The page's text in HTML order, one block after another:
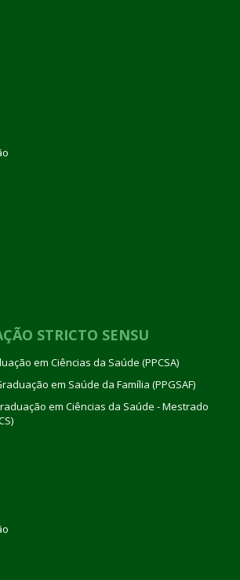
STRICTO SENSU
em Ciências da Saúde (PPCSA)
em Saúde da Família (PPGSAF)
em Ciências da Saúde - Mestrado